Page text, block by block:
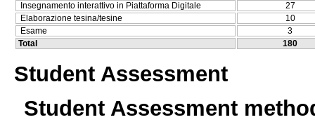
Insegnamento interattivo in Piattaforma Digitale
27
Elaborazione tesina/tesine
10
Esame
3
Total
180
Student Assessment
Student Assessment